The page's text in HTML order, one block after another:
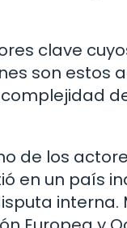
clave
son estos
de los
en un país
interna.